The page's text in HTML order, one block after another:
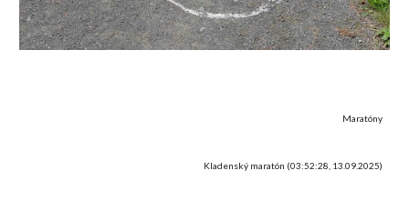
Maratóny
Kladenský maratón (03:52:28, 13.09.2025)